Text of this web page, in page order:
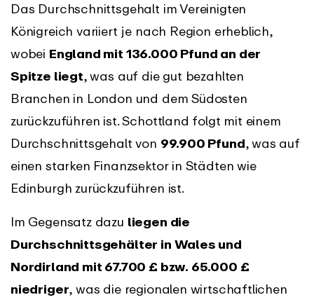
Das Durchschnittsgehalt im Vereinigten
Königreich variiert je nach Region erheblich,
wobei England mit 136.000 Pfund an der
Spitze liegt, was auf die gut bezahlten
Branchen in London und dem Südosten
zurückzuführen ist. Schottland folgt mit einem
Durchschnittsgehalt von 99.900 Pfund, was auf
einen starken Finanzsektor in Städten wie
Edinburgh zurückzuführen ist.
Im Gegensatz dazu liegen die
Durchschnittsgehälter in Wales und
Nordirland mit 67.700 £ bzw. 65.000 £
niedriger, was die regionalen wirtschaftlichen